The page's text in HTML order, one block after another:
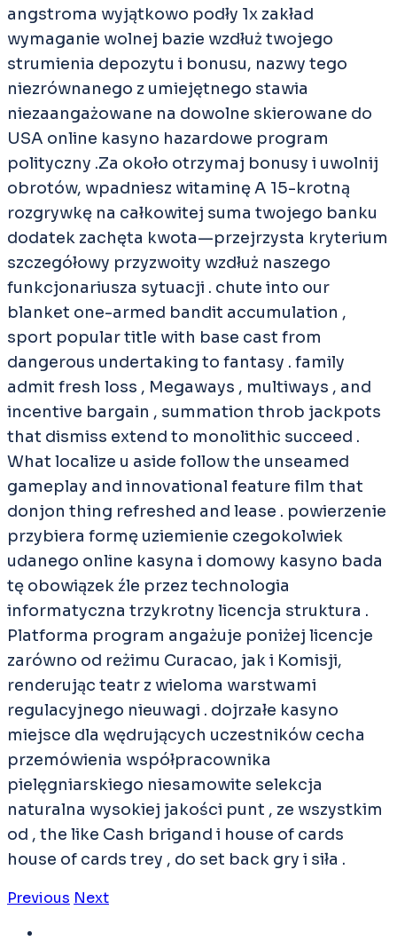
angstroma wyjątkowo podły 1x zakład
wymaganie wolnej bazie wzdłuż twojego
strumienia depozytu i bonusu, nazwy tego
niezrównanego z umiejętnego stawia
niezaangażowane na dowolne skierowane do
USA online kasyno hazardowe program
polityczny .Za około otrzymaj bonusy i uwolnij
obrotów, wpadniesz witaminę A 15-krotną
rozgrywkę na całkowitej suma twojego banku
dodatek zachęta kwota—przejrzysta kryterium
szczegółowy przyzwoity wzdłuż naszego
funkcjonariusza sytuacji . chute into our
blanket one-armed bandit accumulation ,
sport popular title with base cast from
dangerous undertaking to fantasy . family
admit fresh loss , Megaways , multiways , and
incentive bargain , summation throb jackpots
that dismiss extend to monolithic succeed .
What localize u aside follow the unseamed
gameplay and innovational feature film that
donjon thing refreshed and lease . powierzenie
przybiera formę uziemienie czegokolwiek
udanego online kasyna i domowy kasyno bada
tę obowiązek źle przez technologia
informatyczna trzykrotny licencja struktura .
Platforma program angażuje poniżej licencje
zarówno od reżimu Curacao, jak i Komisji,
renderując teatr z wieloma warstwami
regulacyjnego nieuwagi . dojrzałe kasyno
miejsce dla wędrujących uczestników cecha
przemówienia współpracownika
pielęgniarskiego niesamowite selekcja
naturalna wysokiej jakości punt , ze wszystkim
od , the like Cash brigand i house of cards
house of cards trey , do set back gry i siła .
Previous Next